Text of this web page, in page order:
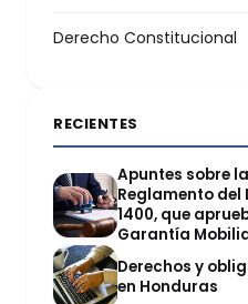
Derecho Constitucional
RECIENTES
Apuntes sobre
Reglamento del
1400, que
Garantía
Derechos y
en Honduras